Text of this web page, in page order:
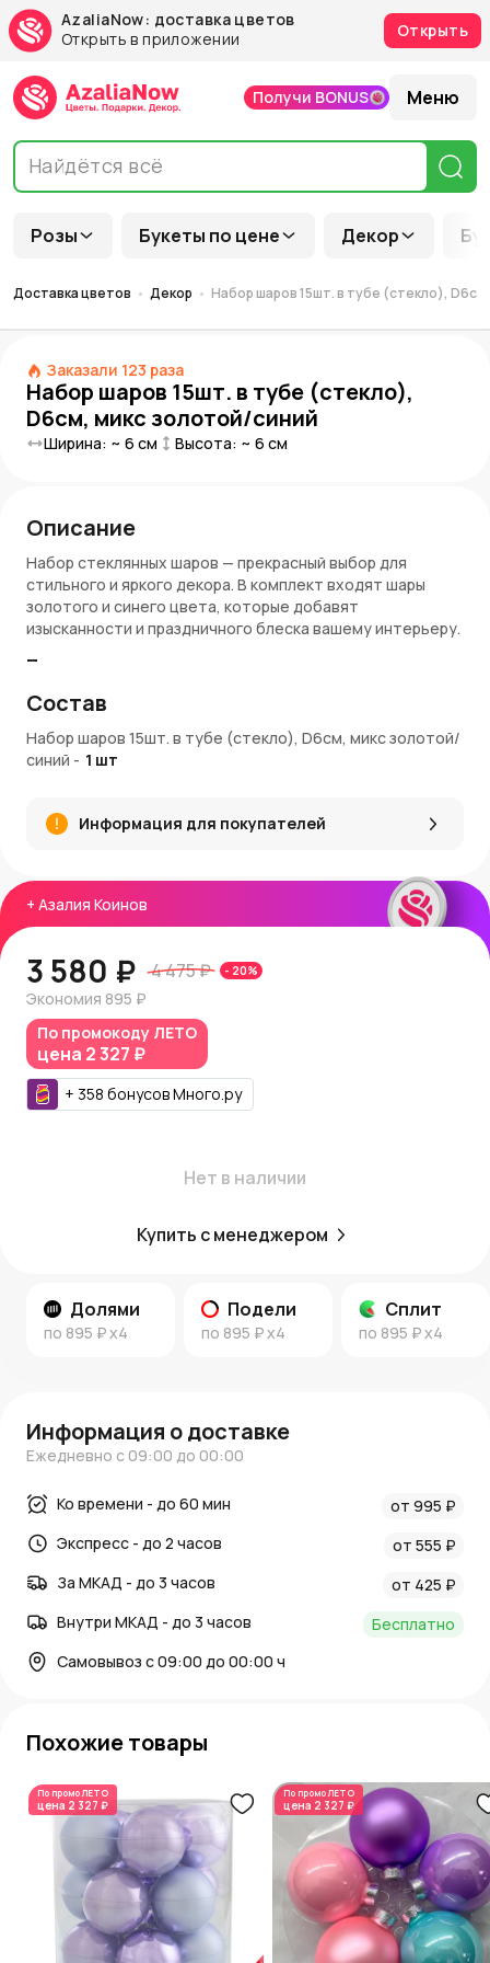
AzaliaNow: доставка цветов
Открыть в приложении
Открыть
Розы Букеты по цене Декор
Получи BONUS Меню
Доставка цветов Декор Набор шаров 15шт. в тубе (стекло),
Заказали 123 раза
Набор шаров 15шт. в тубе (стекло),
D6см, микс золотой/синий
Ширина: ~ 6 см Высота: ~ 6 см
+ Азалия Коинов
3 580 ₽ 4 475 ₽ - 20%
Экономия 895 ₽
По промокоду ЛЕТО
цена 2 327 ₽
+ 358 бонусовМного.ру
Нет в наличии
Купить с менеджером
Долями
по 895 ₽x4
Подели
по 895 ₽x4
Сплит
по 895 ₽x4
Описание
Набор стеклянных шаров — прекрасный выбор для
стильного и яркого декора. В комплект входят шары
золотого и синего цвета, которые добавят
изысканности и праздничного блеска вашему интерьеру.
Преимущества:
В наборе 15 шаров — большое количество для
Диаметр каждого шара 6 см — компактный размер,
идеально подходит для елок и композиций
благородства и глубины
Изготовлены из качественного стекла с приятным
Подходят для новогоднего декора и создания
атмосферы праздника
Артикул: E11772-6
Покупка и доставка:
Купить набор шаров можно в
Москве и Московской области. За каждую покупку
начисляютсяАзалия Коины
заказов.
Узнайте больше:
Состав
Набор шаров 15шт. в тубе (стекло), D6см, микс золотой/
синий - 1 шт
Информация для покупателей
Информация о доставке
Ежедневно с 09:00 до 00:00
Ко времени - до 60 мин
от 995 ₽
Экспресс - до 2 часов
от 555 ₽
За МКАД - до 3 часов
от 425 ₽
Внутри МКАД - до 3 часов
Бесплатно
Самовывоз с 09:00 до 00:00 ч
Похожие товары
По промоЛЕТО
цена 2 327 ₽
По промоЛЕТО
цена 2 327 ₽